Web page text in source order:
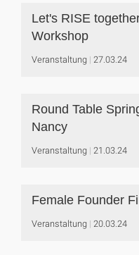
Let's RISE
Workshop
Veranstaltung 27.03.24
Round Table
Nancy
Veranstaltung 21.03.24
Female Founder
Veranstaltung 20.03.24